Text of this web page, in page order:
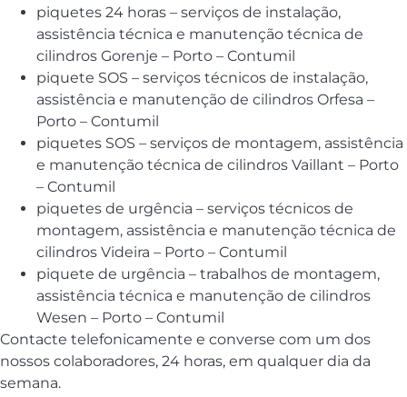
piquetes 24 horas – serviços de instalação,
assistência técnica e manutenção técnica de
cilindros Gorenje – Porto – Contumil
piquete SOS – serviços técnicos de instalação,
assistência e manutenção de cilindros Orfesa –
Porto – Contumil
piquetes SOS – serviços de montagem, assistência
e manutenção técnica de cilindros Vaillant – Porto
– Contumil
piquetes de urgência – serviços técnicos de
montagem, assistência e manutenção técnica de
cilindros Videira – Porto – Contumil
piquete de urgência – trabalhos de montagem,
assistência técnica e manutenção de cilindros
Wesen – Porto – Contumil
Contacte telefonicamente e converse com um dos
nossos colaboradores, 24 horas, em qualquer dia da
semana.